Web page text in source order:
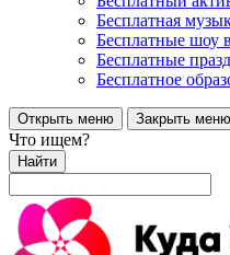
Бесплатная
Бесплатные шоу
Бесплатные
Бесплатное
Открыть меню Закрыть меню
Что ищем?
Найти